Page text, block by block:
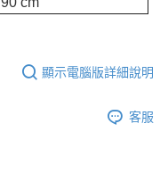
顯示電腦版詳細說明
客服